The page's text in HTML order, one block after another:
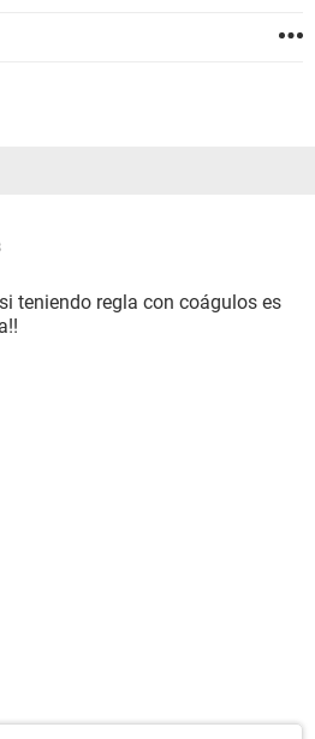
teniendo regla con coágulos es